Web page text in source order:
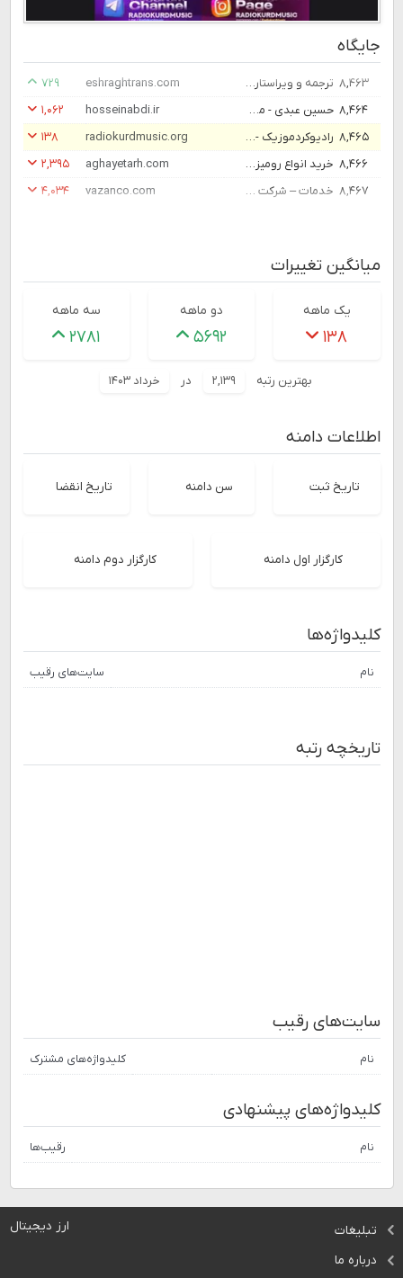
جایگاه
۸,۴۶۳ ترجمه و ویراستاری آنلاین | شبکه مترجمین اشراق eshraghtrans.com
۷۲۹
۸,۴۶۴
حسین عبدی - مشاور و مدرس مدیریت hosseinabdi.ir
۱,۰۶۲
۸,۴۶۵
رادیوکردموزیک - دانلود آهنگ کردی جدید radiokurdmusic.org
۱۳۸
۸,۴۶۶
خرید انواع رومیزی، شال مبل، کوسن | آقای طرح aghayetarh.com
۲,۳۹۵
۸,۴۶۷
خدمات – شرکت ساختمانی وزان vazanco.com ۴,۰۳۴
میانگین تغییرات
یک ماهه
۱۳۸
دو ماهه
۵۶۹۲
سه ماهه
۲۷۸۱
بهترین رتبه ۲,۱۳۹ در خرداد ۱۴۰۳
اطلاعات دامنه
تاریخ ثبت سن دامنه تاریخ انقضا
کارگزار اول دامنه کارگزار دوم دامنه
کلیدواژه‌ها
نام سایت‌های رقیب
تاریخچه رتبه
سایت‌های رقیب
نام کلیدواژه‌های مشترک
کلیدواژه‌های پیشنهادی
نام رقیب‌ها
ارز دیجیتال
تبلیغات
درباره ما